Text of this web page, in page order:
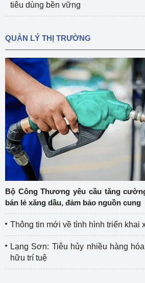
tiêu dùng bền vững
QUẢN LÝ THỊ TRƯỜNG
Bộ Công Thương yêu cầu tăng
bán lẻ xăng dầu, đảm bảo nguồn cung
Thông tin mới về tình hình triển khai
Lạng Sơn: Tiêu hủy nhiều hàng
hữu trí tuệ